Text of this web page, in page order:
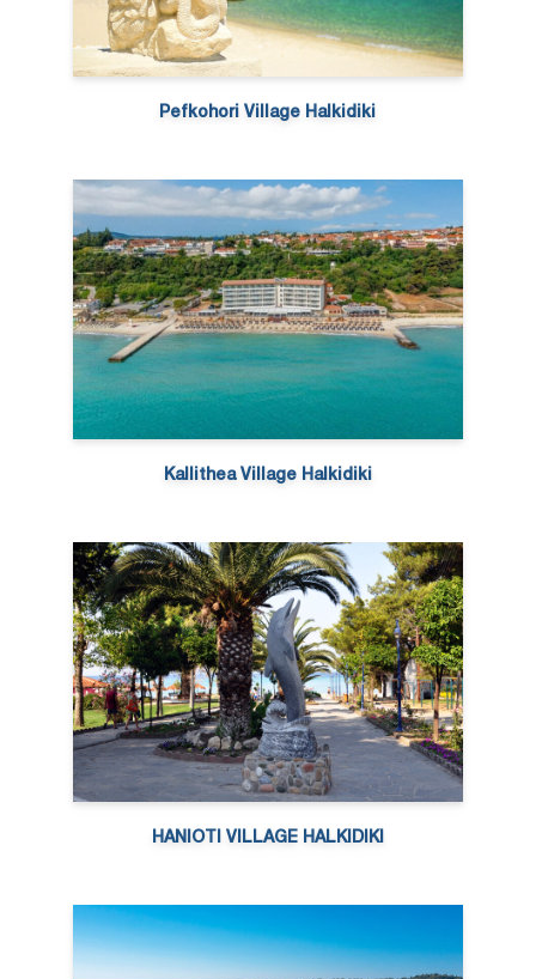
Pefkohori Village Halkidiki
Kallithea Village Halkidiki
HANIOTI VILLAGE HALKIDIKI